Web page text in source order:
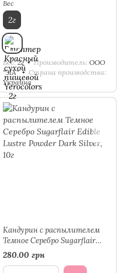
Вес
2г
Вес 2г Производитель ООО
"ЗІА"
Страна производства
Украина
Кандурин с распылителем
Темное Серебро Sugarflair
Edible Lustre Powder Dark
Silver, 10г
280.00 грн